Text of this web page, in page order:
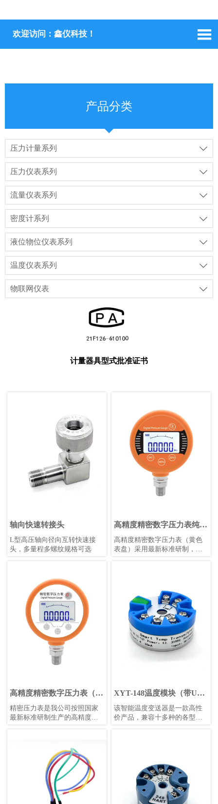
欢迎访问：鑫仪科技！ 
产品分类
压力计量系列 
压力仪表系列 
流量仪表系列 
密度计系列 
液位物位仪表系列 
温度仪表系列 
物联网仪表 
计量器具型式批准证书
轴向快速转接头
L型高压轴向径向互转快速接
头，多量程多螺纹规格可选
高精度精密数字压力表纯英
文（黄色表盘）
高精度精密数字压力表（黄色
表盘）采用最新标准研制，具
想选择。
高精度精密数字压力表（白
色表盘）
精密压力表是我公司按照国家
最新标准研制生产的高精度智
XYT-148温度模块（带USB
调试）
​该智能温度变送器是一款高性
价产品，兼容十多种的各型热
安装和误操作；采用增强软件
安全设计，包括独立看门狗、
低压监控复位、多任务调度优
化等功能。全部采用进口元器
件，保证较长的使用寿命和稳